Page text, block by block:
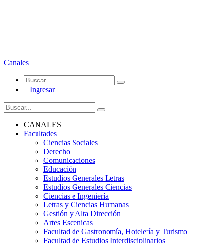
Canales
Ingresar
CANALES
Facultades
Ciencias Sociales
Derecho
Comunicaciones
Educación
Estudios Generales Letras
Estudios Generales Ciencias
Ciencias e Ingeniería
Letras y Ciencias Humanas
Gestión y Alta Dirección
Artes Escenicas
Facultad de Gastronomía, Hotelería y Turismo
Facultad de Estudios Interdisciplinarios